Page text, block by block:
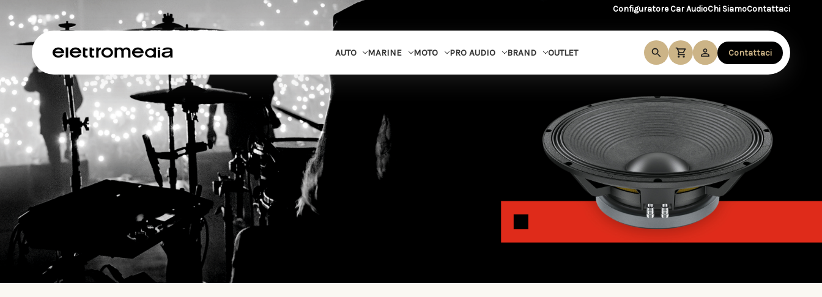
Configuratore Car AudioChi SiamoContattaci
AUTO MARINE MOTO PRO AUDIO BRAND OUTLET Contattaci